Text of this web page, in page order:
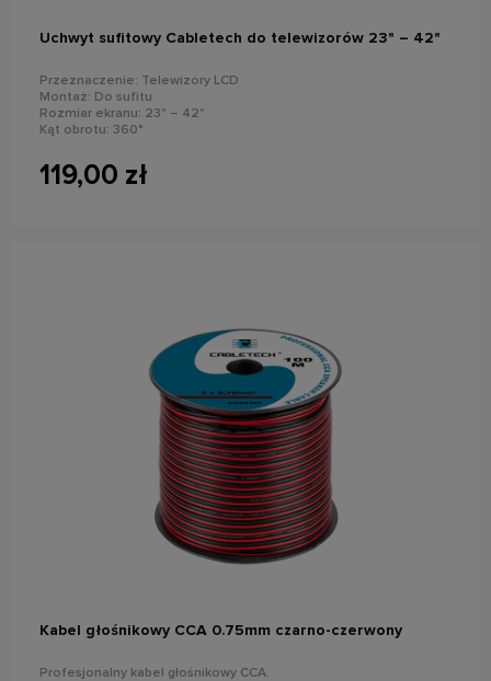
Uchwyt sufitowy Cabletech do telewizorów 23" – 42"
Przeznaczenie: Telewizory LCD
Montaż: Do sufitu
Rozmiar ekranu: 23" – 42"
Kąt obrotu: 360°
119,00 zł
Kabel głośnikowy CCA 0.75mm czarno-czerwony
Profesjonalny kabel głośnikowy CCA.
do koszyka